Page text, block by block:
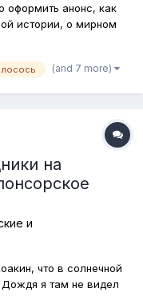
оформить анонс, как
истории, о мирном
обитателей дельты в
лосось (and 7 more)
на
и
что в солнечной
я там не видел